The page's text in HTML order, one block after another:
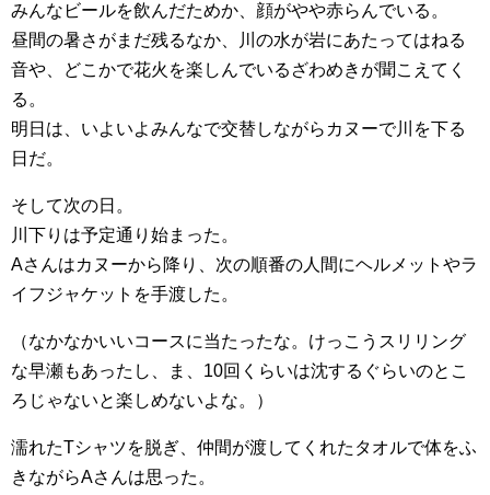
みんなビールを飲んだためか、顔がやや赤らんでいる。
昼間の暑さがまだ残るなか、川の水が岩にあたってはねる
音や、どこかで花火を楽しんでいるざわめきが聞こえてく
る。
明日は、いよいよみんなで交替しながらカヌーで川を下る
日だ。
そして次の日。
川下りは予定通り始まった。
Aさんはカヌーから降り、次の順番の人間にヘルメットやラ
イフジャケットを手渡した。
（なかなかいいコースに当たったな。けっこうスリリング
な早瀬もあったし、ま、10回くらいは沈するぐらいのとこ
ろじゃないと楽しめないよな。）
濡れたTシャツを脱ぎ、仲間が渡してくれたタオルで体をふ
きながらAさんは思った。